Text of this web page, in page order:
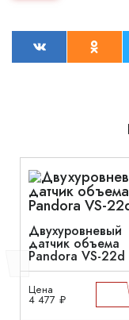
Двухуровневый
датчик объема
Pandora VS-22d
Цена
4 477 ₽